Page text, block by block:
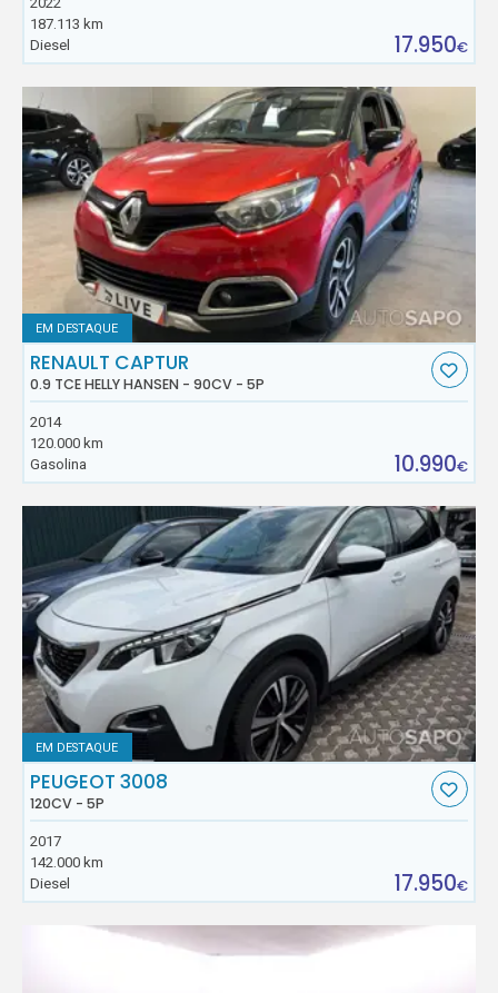
187.113 km
Diesel
17.950€
EM DESTAQUE
RENAULT CAPTUR
0.9 TCE HELLY HANSEN - 90CV - 5P
2014
120.000 km
Gasolina
10.990€
EM DESTAQUE
PEUGEOT 3008
120CV - 5P
2017
142.000 km
Diesel
17.950€